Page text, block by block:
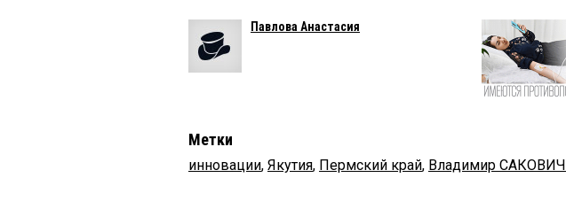
Павлова Анастасия
Метки
инновации, Якутия, Пермский край, Владимир САКОВИЧ